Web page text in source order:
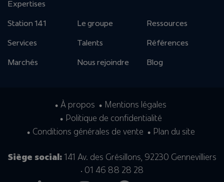
Expertises
Station 141
Services
Marchés
Le groupe
Talents
Nous rejoindre
Ressources
Références
Blog
À propos
Mentions légales
Politique de confidentialité
Conditions générales de vente
Plan du site
Siège social:141 Av. des Grésillons, 92230 Gennevilliers
• 01 46 88 28 28